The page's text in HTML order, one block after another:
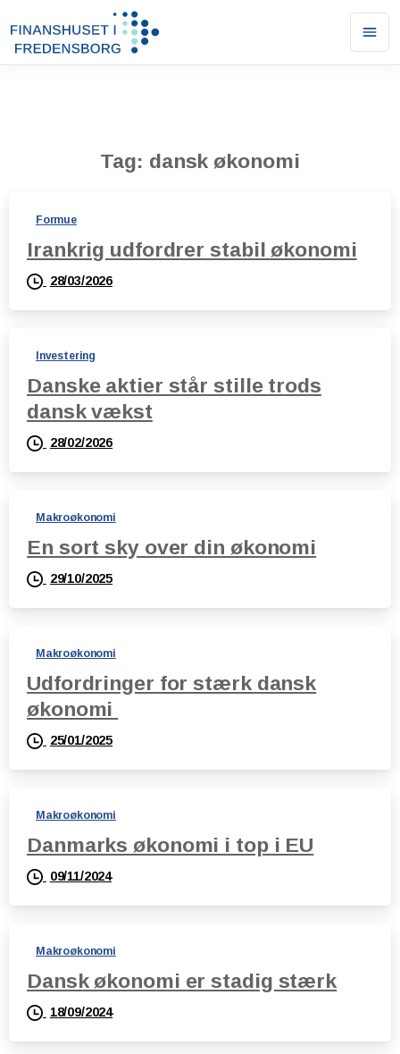
Tag: dansk økonomi
Formue
Irankrig udfordrer stabil økonomi
28/03/2026
Investering
Danske aktier står stille trods
dansk vækst
28/02/2026
Makroøkonomi
En sort sky over din økonomi
29/10/2025
Makroøkonomi
Udfordringer for stærk dansk
økonomi
25/01/2025
Makroøkonomi
Danmarks økonomi i top i EU
09/11/2024
Makroøkonomi
Dansk økonomi er stadig stærk
18/09/2024